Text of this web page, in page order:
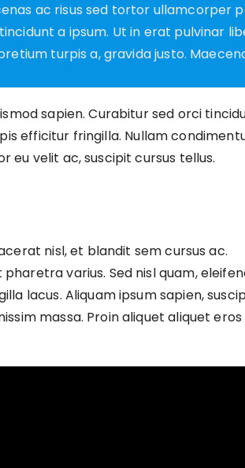
ac risus sed tortor ullamcorper
a ipsum. Ut in erat pulvinar
turpis a, gravida justo.
sapien. Curabitur sed orci
efficitur fringilla. Nullam
eu velit ac, suscipit cursus tellus.
nisl, et blandit sem cursus ac.
varius. Sed nisl quam,
lacus. Aliquam ipsum sapien,
massa. Proin aliquet aliquet